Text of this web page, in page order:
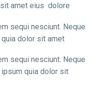
amet eius dolore
sequi nesciunt. Neque
dolor sit amet
sequi nesciunt. Neque
quia dolor sit